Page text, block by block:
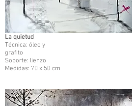
La quietud
Técnica: óleo y
grafito
Soporte: lienzo
Medidas: 70 x 50 cm